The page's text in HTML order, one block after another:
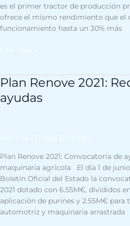
es el primer tractor de producción
ofrece el mismo rendimiento que el
funcionamiento hasta un 30% más
Leer más »
Plan Renove 2021:
ayudas
Noticias Grupo Buitrago
Plan Renove 2021: Convocatoria de
maquinaria agrícola El día 1 de junio
Boletín Oficial del Estado la
2021 dotado con 6.55M€, divididos
aplicación de purines y 2.55M€ para
automotriz y maquinaria arrastrada
Plan
2021:
ayudas